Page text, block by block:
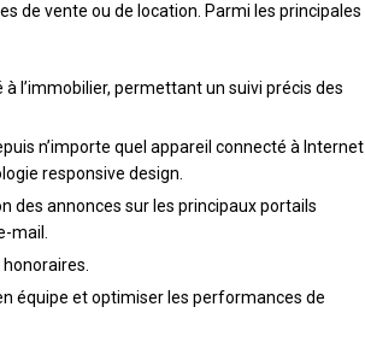
de vente ou de location. Parmi les principales
l’immobilier, permettant un suivi précis des
n’importe quel appareil connecté à Internet
responsive design.
des annonces sur les principaux portails
mail.
équipe et optimiser les performances de